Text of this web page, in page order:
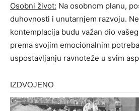
Osobni život: Na osobnom planu,
duhovnosti i unutarnjem razvoju.
kontemplacija budu važan dio
prema svojim emocionalnim
uspostavljanju ravnoteže u svim